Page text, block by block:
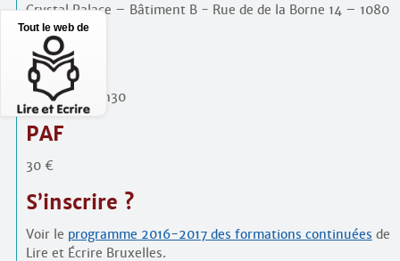
Crystal Palace – Bâtiment B - Rue de de la Borne 14 – 1080
Bruxelles
Horaire
De 9h15 à 12h30
PAF
30 €
S’inscrire ?
Voir le programme 2016-2017 des formations continuées de
Lire et Écrire Bruxelles.
Tout le web de